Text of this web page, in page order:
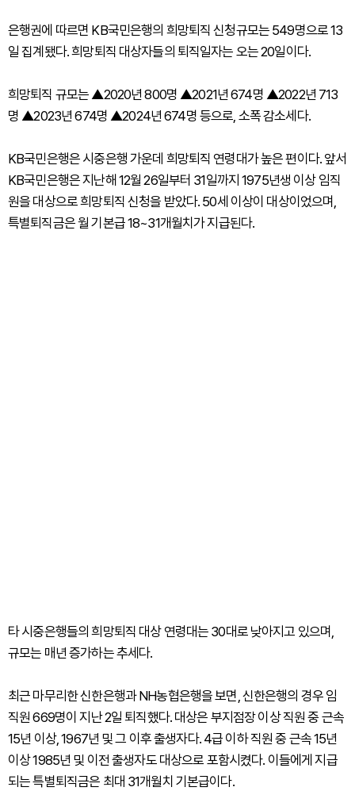
은행권에 따르면 KB국민은행의 희망퇴직 신청규모는 549명으로 13
일 집계됐다. 희망퇴직 대상자들의 퇴직일자는 오는 20일이다.
희망퇴직 규모는 ▲2020년 800명 ▲2021년 674명 ▲2022년 713
명 ▲2023년 674명 ▲2024년 674명 등으로, 소폭 감소세다.
KB국민은행은 시중은행 가운데 희망퇴직 연령대가 높은 편이다. 앞서
KB국민은행은 지난해 12월 26일부터 31일까지 1975년생 이상 임직
원을 대상으로 희망퇴직 신청을 받았다. 50세 이상이 대상이었으며,
특별퇴직금은 월 기본급 18~31개월치가 지급된다.
타 시중은행들의 희망퇴직 대상 연령대는 30대로 낮아지고 있으며,
규모는 매년 증가하는 추세다.
최근 마무리한 신한은행과 NH농협은행을 보면, 신한은행의 경우 임
직원 669명이 지난 2일 퇴직했다. 대상은 부지점장 이상 직원 중 근속
15년 이상, 1967년 및 그 이후 출생자다. 4급 이하 직원 중 근속 15년
이상 1985년 및 이전 출생자도 대상으로 포함시켰다. 이들에게 지급
되는 특별퇴직금은 최대 31개월치 기본급이다.